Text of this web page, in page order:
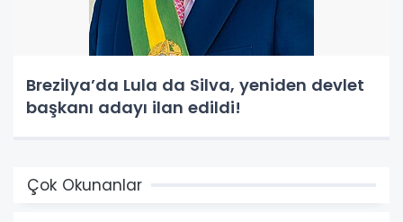
Brezilya’da Lula da Silva, yeniden devlet
başkanı adayı ilan edildi!
Çok Okunanlar